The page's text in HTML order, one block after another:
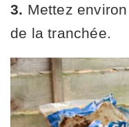
3. Mettez
de la tranchée.